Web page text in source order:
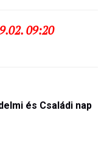
09:20
és Családi nap